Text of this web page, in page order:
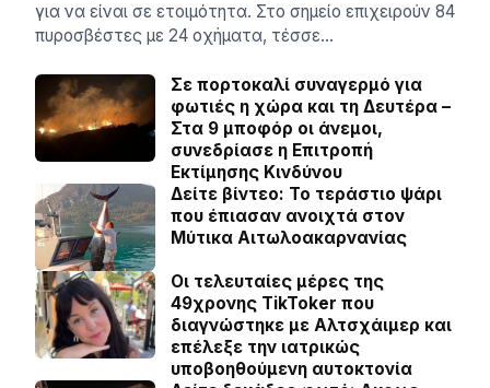
για να είναι σε ετοιμότητα. Στο σημείο επιχειρούν 84
πυροσβέστες με 24 οχήματα, τέσσε…
Σε πορτοκαλί συναγερμό για
φωτιές η χώρα και τη Δευτέρα –
Στα 9 μποφόρ οι άνεμοι,
συνεδρίασε η Επιτροπή
Εκτίμησης Κινδύνου
Δείτε βίντεο: Το τεράστιο ψάρι
που έπιασαν ανοιχτά στον
Μύτικα Αιτωλοακαρνανίας
Οι τελευταίες μέρες της
49χρονης TikToker που
διαγνώστηκε με Αλτσχάιμερ και
επέλεξε την ιατρικώς
υποβοηθούμενη αυτοκτονία